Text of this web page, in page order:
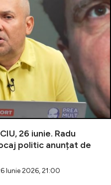
26 iunie. Radu
politic anunțat de
Iunie 2026, 21:00